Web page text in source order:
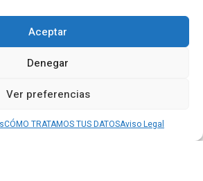
Aceptar
Denegar
Ver preferencias
CÓMO TRATAMOS TUS DATOSAviso Legal
A DEBATE: ‘PLATAFORMAS,